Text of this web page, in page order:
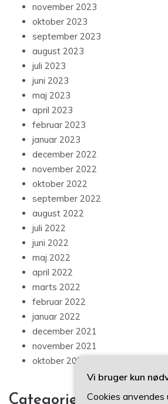
november 2023
oktober 2023
september 2023
august 2023
juli 2023
juni 2023
maj 2023
april 2023
februar 2023
januar 2023
december 2022
november 2022
oktober 2022
september 2022
august 2022
juli 2022
juni 2022
maj 2022
april 2022
marts 2022
februar 2022
januar 2022
december 2021
november 2021
oktober 2021
Categories
Vi bruger kun
Cookies anvendes